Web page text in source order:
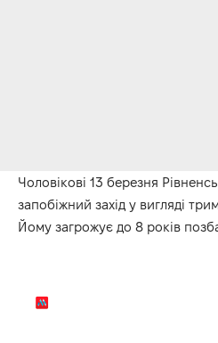
Чоловікові 13 березня
запобіжний захід у вигляді
Йому загрожує до 8 років